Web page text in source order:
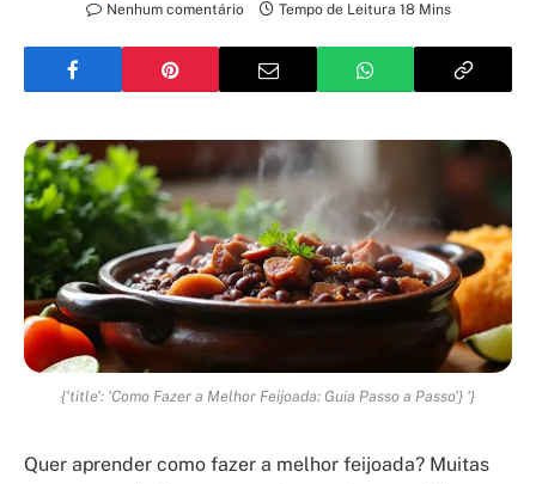
Nenhum comentário
Tempo de Leitura 18 Mins
{'title': 'Como Fazer a Melhor Feijoada: Guia Passo a Passo'} '}
Quer aprender como fazer a melhor feijoada? Muitas